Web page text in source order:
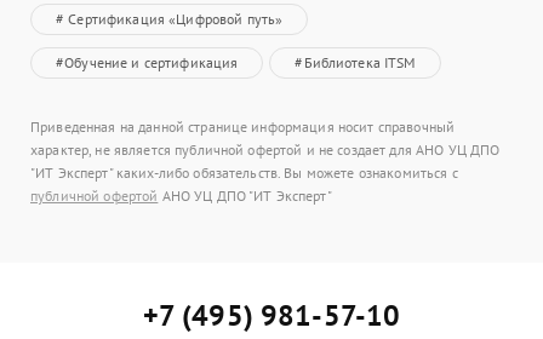
# Сертификация «Цифровой путь»
#Обучение и сертификация #Библиотека ITSM
Приведенная на данной странице информация носит справочный
характер, не является публичной офертой и не создает для АНО УЦ ДПО
"ИТ Эксперт" каких-либо обязательств. Вы можете ознакомиться с
публичной офертой АНО УЦ ДПО "ИТ Эксперт"
+7 (495) 981-57-10